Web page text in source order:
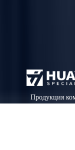
Продукция
нержавеющая